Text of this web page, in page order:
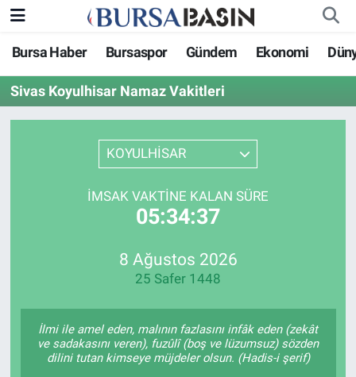
Bursa Haber Bursaspor Gündem Ekonomi
Sivas Koyulhisar Namaz Vakitleri
KOYULHİSAR
İMSAK VAKTINE KALAN SÜRE
05:34:37
8 Ağustos 2026
25 Safer 1448
İlmi ile amel eden, malının fazlasını infâk eden (zekât
ve sadakasını veren), fuzûlî (boş ve lüzumsuz) sözden
dilini tutan kimseye müjdeler olsun. (Hadis-i şerif)
Bursa Haber
Genel
KÜLTÜR-SANAT
Gündem
Bursa Nöbetçi Eczaneler
Bursa Hava Durumu
Bursa Namaz Vakitleri
Süper Lig Puan Durumu ve Fikstür
Tüm Manşetler
Haber Arşivi